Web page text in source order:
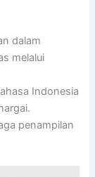
dalam
melalui
Indonesia
penampilan